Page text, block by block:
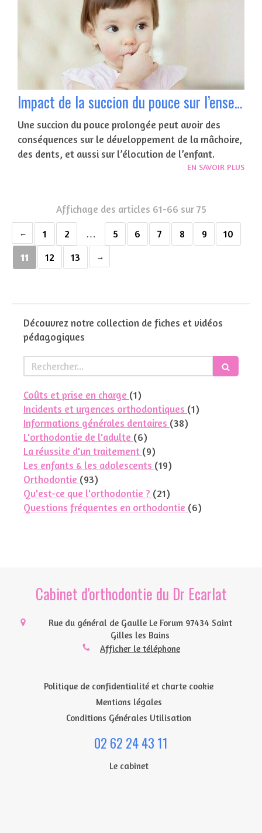
Impact de la succion du pouce sur l’ensemble bucco-dentaire
Une succion du pouce prolongée peut avoir des
conséquences sur le développement de la mâchoire,
des dents, et aussi sur l’élocution de l’enfant.
EN SAVOIR PLUS
Affichage des articles 61-66 sur 75
1
2 … 5 6 7 8 9
10
11
12 13
Découvrez notre collection de fiches et vidéos
pédagogiques
Rechercher
Coûts et prise en charge (1)
Incidents et urgences orthodontiques (1)
Informations générales dentaires (38)
L'orthodontie de l'adulte (6)
La réussite d'un traitement (9)
Les enfants & les adolescents (19)
Orthodontie (93)
Qu'est-ce que l'orthodontie ? (21)
Questions fréquentes en orthodontie (6)
Cabinet d'orthodontie du Dr Ecarlat
Rue du général de Gaulle Le Forum 97434 Saint
Gilles les Bains
Afficher le téléphone
Politique de confidentialité et charte cookie
Mentions légales
Conditions Générales Utilisation
02 62 24 43 11
Le cabinet